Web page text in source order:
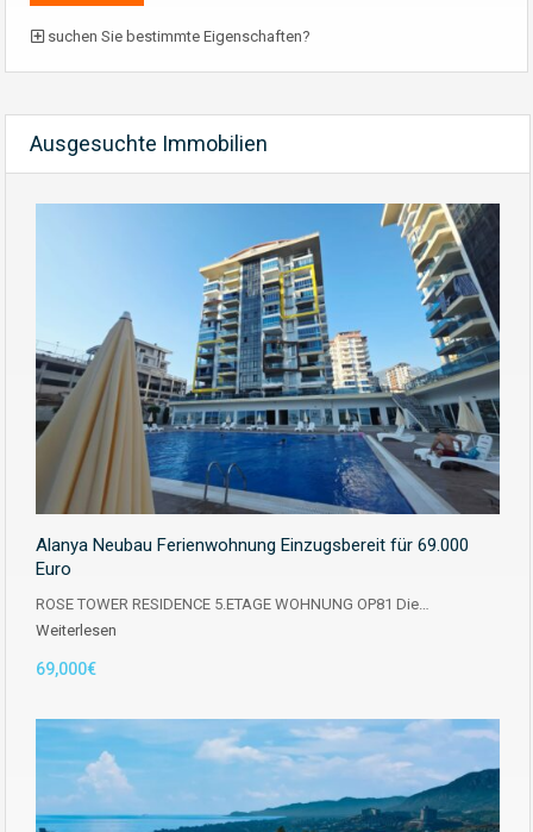
suchen Sie bestimmte Eigenschaften?
Ausgesuchte Immobilien
Alanya Neubau Ferienwohnung Einzugsbereit für 69.000
Euro
ROSE TOWER RESIDENCE 5.ETAGE WOHNUNG OP81 Die…
Weiterlesen
69,000€